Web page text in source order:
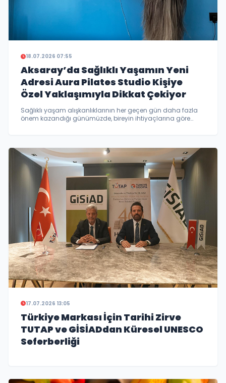
18.07.2026 07:55
Aksaray’da Sağlıklı Yaşamın Yeni
Adresi Aura Pilates Studio Kişiye
Özel Yaklaşımıyla Dikkat Çekiyor
Sağlıklı yaşam alışkanlıklarının her geçen gün daha fazla
önem kazandığı günümüzde, bireyin ihtiyaçlarına göre
17.07.2026 13:05
Türkiye Markası İçin Tarihi Zirve
TUTAP ve GİSİADdan Küresel UNESCO
Seferberliği